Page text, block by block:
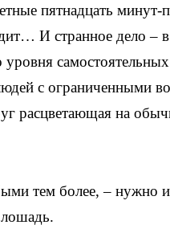
пятнадцать
И странное дело –
с ограниченными
расцветающая на
тем более, –